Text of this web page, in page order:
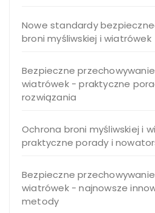
Nowe standardy
broni myśliwskiej i wiatrówek
Bezpieczne
wiatrówek - praktyczne
rozwiązania
Ochrona broni myśliwskiej i
praktyczne porady i
Bezpieczne
wiatrówek - najnowsze
metody